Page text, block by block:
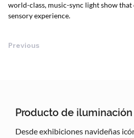
world-class, music-sync light show
sensory experience.
Previous
Producto de
Desde exhibiciones navideñas